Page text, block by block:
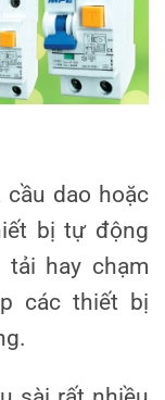
cầu dao hoặc
bị tự động
hay chạm
các thiết bị